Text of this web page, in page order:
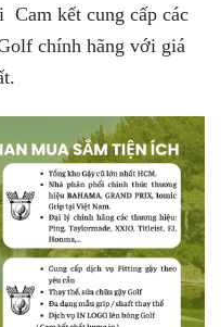
kết cung cấp các
chính hãng với giá